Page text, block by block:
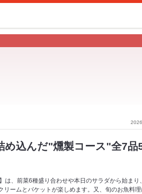
め込んだ"燻製コース"全7品
は、前菜6種盛り合わせや本日のサラダから始まり
リームとバケットが楽しめます。又、旬のお魚料